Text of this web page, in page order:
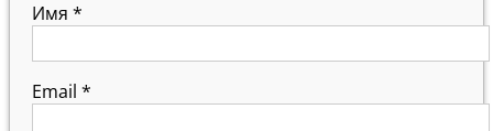
Имя *
Email *